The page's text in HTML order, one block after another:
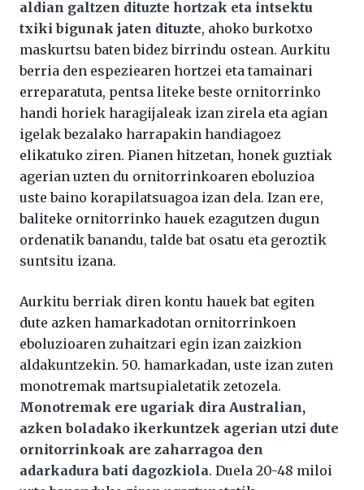
aldian galtzen dituzte hortzak eta intsektu
txiki bigunak jaten dituzte, ahoko burkotxo
maskurtsu baten bidez birrindu ostean. Aurkitu
berria den espeziearen hortzei eta tamainari
erreparatuta, pentsa liteke beste ornitorrinko
handi horiek haragijaleak izan zirela eta agian
igelak bezalako harrapakin handiagoez
elikatuko ziren. Pianen hitzetan, honek guztiak
agerian uzten du ornitorrinkoaren eboluzioa
uste baino korapilatsuagoa izan dela. Izan ere,
baliteke ornitorrinko hauek ezagutzen dugun
ordenatik banandu, talde bat osatu eta geroztik
suntsitu izana.
Aurkitu berriak diren kontu hauek bat egiten
dute azken hamarkadotan ornitorrinkoen
eboluzioaren zuhaitzari egin izan zaizkion
aldakuntzekin. 50. hamarkadan, uste izan zuten
monotremak martsupialetatik zetozela.
Monotremak ere ugariak dira Australian,
azken boladako ikerkuntzek agerian utzi dute
ornitorrinkoak are zaharragoa den
adarkadura bati dagozkiola. Duela 20-48 miloi